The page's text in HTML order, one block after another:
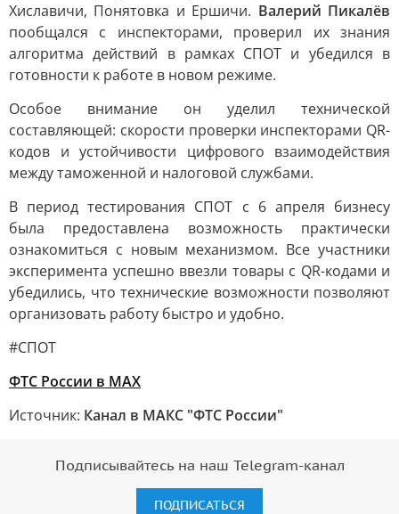
Хиславичи, Понятовка и Ершичи. Валерий Пикалёв
пообщался с инспекторами, проверил их знания
алгоритма действий в рамках СПОТ и убедился в
готовности к работе в новом режиме.
Особое внимание он уделил технической
составляющей: скорости проверки инспекторами QR-
кодов и устойчивости цифрового взаимодействия
между таможенной и налоговой службами.
В период тестирования СПОТ с 6 апреля бизнесу
была предоставлена возможность практически
ознакомиться с новым механизмом. Все участники
эксперимента успешно ввезли товары с QR-кодами и
убедились, что технические возможности позволяют
организовать работу быстро и удобно.
#СПОТ
ФТС России в MAX
Источник: Канал в МАКС "ФТС России"
Подписывайтесь на наш Telegram-канал
ПОДПИСАТЬСЯ